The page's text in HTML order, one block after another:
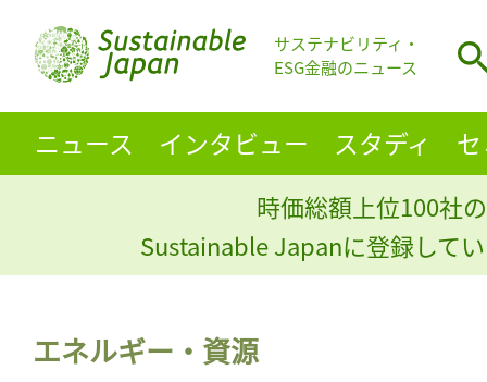
サステナビリティ・
ESG金融のニュース
ニュース インタビュー スタディ
時価総額上位100社
Sustainable Japanに登録して
エネルギー・資源